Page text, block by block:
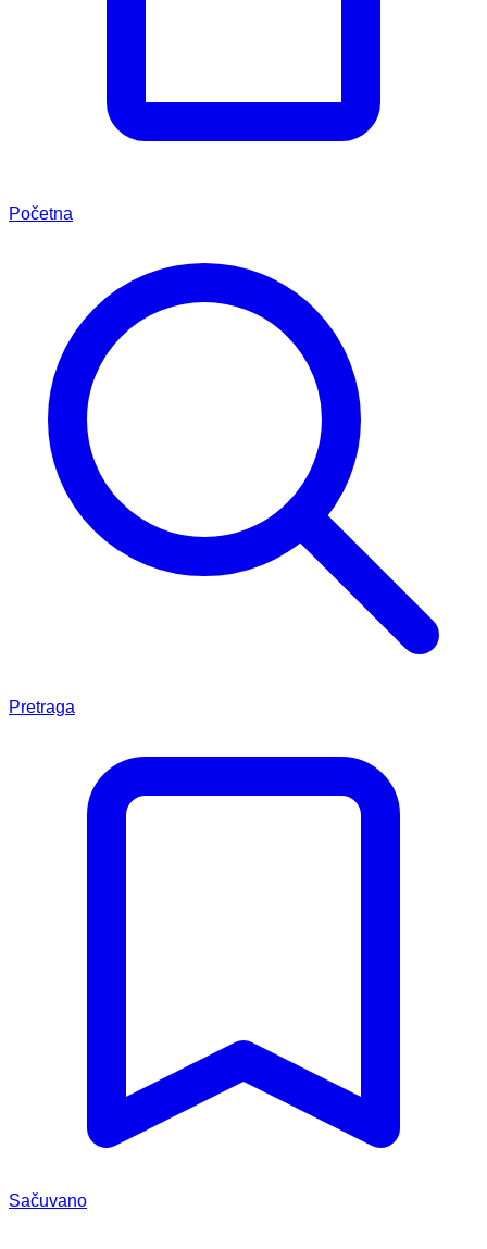
Početna
Pretraga
Sačuvano